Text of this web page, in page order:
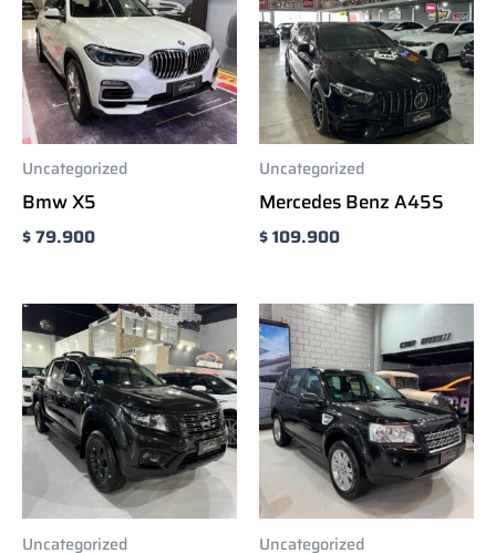
Uncategorized
Bmw X5
$79.900
Uncategorized
Mercedes Benz A45S
$109.900
Uncategorized Uncategorized